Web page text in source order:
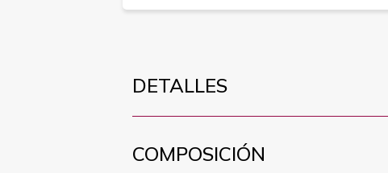
DETALLES
COMPOSICIÓN